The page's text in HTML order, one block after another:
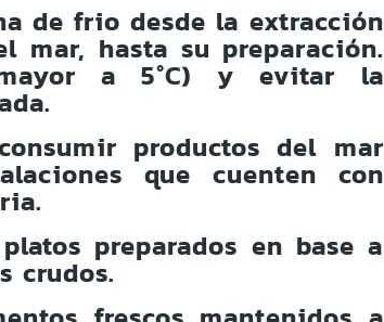
de frio desde la extracción
mar, hasta su preparación.
a 5°C) y evitar la
productos del mar
que cuenten con
preparados en base a
crudos.